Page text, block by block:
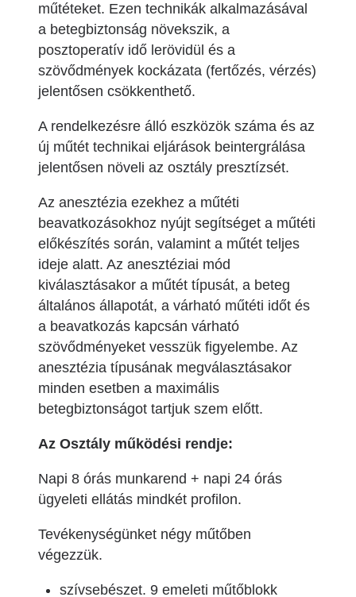
műtéteket. Ezen technikák alkalmazásával
a betegbiztonság növekszik, a
posztoperatív idő lerövidül és a
szövődmények kockázata (fertőzés, vérzés)
jelentősen csökkenthető.
A rendelkezésre álló eszközök száma és az
új műtét technikai eljárások beintergrálása
jelentősen növeli az osztály presztízsét.
Az anesztézia ezekhez a műtéti
beavatkozásokhoz nyújt segítséget a műtéti
előkészítés során, valamint a műtét teljes
ideje alatt. Az anesztéziai mód
kiválasztásakor a műtét típusát, a beteg
általános állapotát, a várható műtéti időt és
a beavatkozás kapcsán várható
szövődményeket vesszük figyelembe. Az
anesztézia típusának megválasztásakor
minden esetben a maximális
betegbiztonságot tartjuk szem előtt.
Az Osztály működési rendje:
Napi 8 órás munkarend + napi 24 órás
ügyeleti ellátás mindkét profilon.
Tevékenységünket négy műtőben
végezzük.
szívsebészet. 9 emeleti műtőblokk